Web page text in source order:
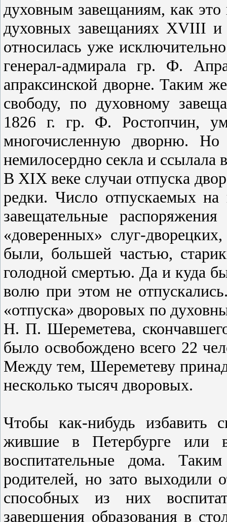
духовным завещаниям, как
духовных завещаниях XVIII и
относилась уже
генерал-адмирала гр. Ф.
апраксинской дворне. Таким
свободу, по духовному
1826 г. гр. Ф. Ростопчин,
многочисленную дворню. Но
немилосердно секла и ссылала
В XIX веке случаи отпуска
редки. Число отпускаемых
завещательные
«доверенных» слуг-
были, большей частью,
голодной смертью. Да и куда
волю при этом не
«отпуска» дворовых по
Н. П. Шереметева,
было освобождено всего 22
Между тем, Шереметеву
несколько тысяч дворовых.
Чтобы как-нибудь избавить
жившие в Петербурге или
воспитательные дома.
родителей, но зато выходили
способных из них
завершения образования в